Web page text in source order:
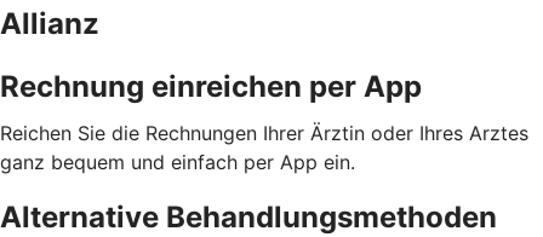
Allianz
Rechnung einreichen per App
Reichen Sie die Rechnungen Ihrer Ärztin oder Ihres Arztes
ganz bequem und einfach per App ein.
Alternative Behandlungsmethoden